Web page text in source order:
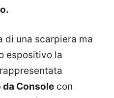
di una scarpiera ma
espositivo la
da Console con